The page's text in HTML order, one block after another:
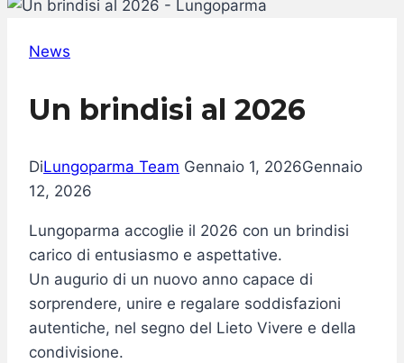
News
Un brindisi al 2026
DiLungoparma Team Gennaio 1, 2026Gennaio
12, 2026
Lungoparma accoglie il 2026 con un brindisi
carico di entusiasmo e aspettative.
Un augurio di un nuovo anno capace di
sorprendere, unire e regalare soddisfazioni
autentiche, nel segno del Lieto Vivere e della
condivisione.